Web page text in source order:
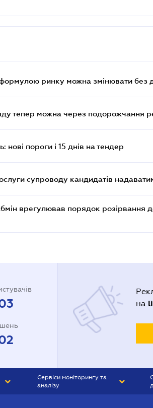
ринку можна змінювати без
тепер можна через подорожчання
нові пороги і 15 днів на тендер
супроводу кандидатів
врегулював порядок розірвання
на
Сервіси моніторингу та
аналізу